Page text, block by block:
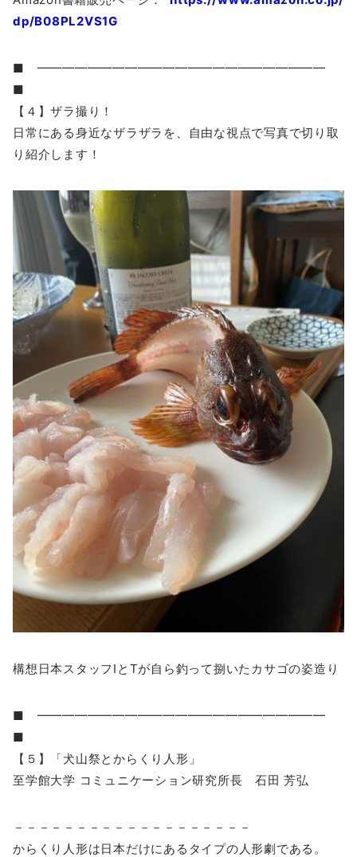
dp/B08PL2VS1G
■ ━━━━━━━━━━━━━━━━━━━━━━━
■
【４】ザラ撮り！
日常にある身近なザラザラを、自由な視点で写真で切り取
り紹介します！
構想日本スタッフIとTが自ら釣って捌いたカサゴの姿造り
■ ━━━━━━━━━━━━━━━━━━━━━━━
■
【５】「犬山祭とからくり人形」
至学館大学 コミュニケーション研究所長 石田 芳弘
－－－－－－－－－－－－－－－－－－－
からくり人形は日本だけにあるタイプの人形劇である。